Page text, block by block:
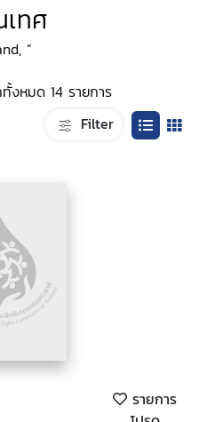
ทศ
”
งหมด 14 รายการ
Filter
รายการ